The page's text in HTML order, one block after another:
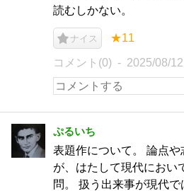
読むしかない。
ナイス ★11
コメント(0) 2025/08/12
ぷるいち
表題作について。 論点
が、はたして現代におい
問。 扱う出来事が現代